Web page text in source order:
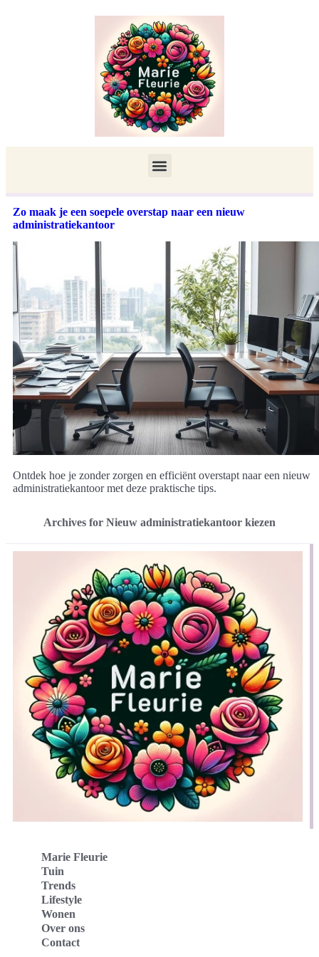
Zo maak je een soepele overstap naar een nieuw
administratiekantoor
Ontdek hoe je zonder zorgen en efficiënt overstapt naar een nieuw
administratiekantoor met deze praktische tips.
Archives for Nieuw administratiekantoor kiezen
Marie Fleurie
Tuin
Trends
Lifestyle
Wonen
Over ons
Contact